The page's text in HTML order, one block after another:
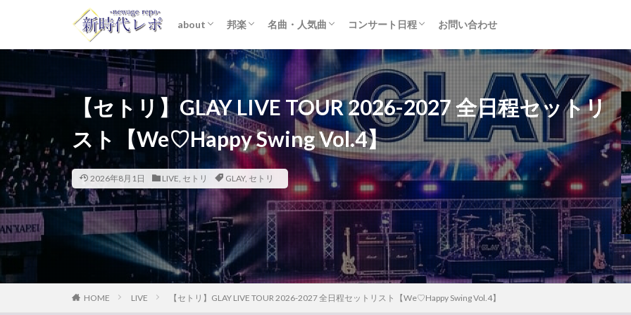
about
ライター紹介
プライバシーポリシー
免責事項
邦楽
STARTO ENTERTAINMENT (旧ジャニーズ)
女性アイドル
K-POP
洋楽
名曲・人気曲
おすすめアルバム
歌詞考察
コンサート日程
セトリ・まとめ
ライブレポ
カード枠
お問い合わせ
【セトリ】GLAY LIVE TOUR 2026-2027 全日程セットリ
スト【We♡Happy Swing Vol.4】
2026年8月1日 LIVE, セトリ GLAY, セトリ
HOME LIVE 【セトリ】GLAY LIVE TOUR 2026-2027 全日程セットリスト【We♡Happy Swing Vol.4】